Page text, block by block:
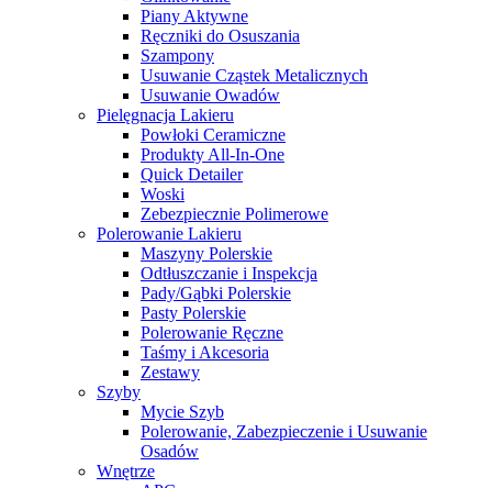
Piany Aktywne
Ręczniki do Osuszania
Szampony
Usuwanie Cząstek Metalicznych
Usuwanie Owadów
Pielęgnacja Lakieru
Powłoki Ceramiczne
Produkty All-In-One
Quick Detailer
Woski
Zebezpiecznie Polimerowe
Polerowanie Lakieru
Maszyny Polerskie
Odtłuszczanie i Inspekcja
Pady/Gąbki Polerskie
Pasty Polerskie
Polerowanie Ręczne
Taśmy i Akcesoria
Zestawy
Szyby
Mycie Szyb
Polerowanie, Zabezpieczenie i Usuwanie
Osadów
Wnętrze